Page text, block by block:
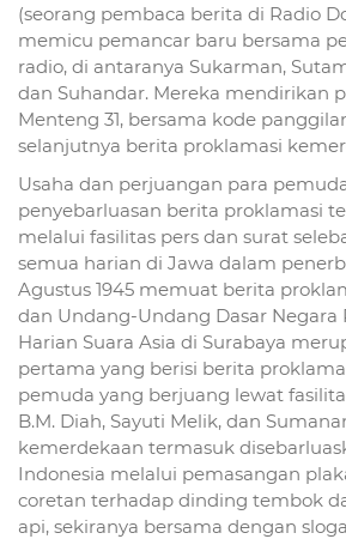
(seorang pembaca berita di Radio
memicu pemancar baru bersama
radio, di antaranya Sukarman,
dan Suhandar. Mereka mendirikan
Menteng 31, bersama kode
selanjutnya berita proklamasi
Usaha dan perjuangan para
penyebarluasan berita proklamasi
melalui fasilitas pers dan surat
semua harian di Jawa dalam
Agustus 1945 memuat berita
dan Undang-Undang Dasar Negara
Harian Suara Asia di Surabaya
pertama yang berisi berita
pemuda yang berjuang lewat
B.M. Diah, Sayuti Melik, dan
kemerdekaan termasuk
Indonesia melalui pemasangan
coretan terhadap dinding tembok
api, sekiranya bersama dengan